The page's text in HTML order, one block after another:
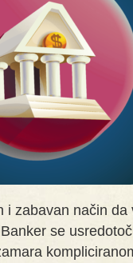
i zabavan način da
se